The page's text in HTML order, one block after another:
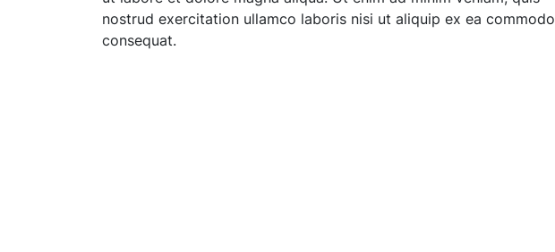
nostrud exercitation ullamco laboris nisi ut aliquip ex ea commodo
consequat.